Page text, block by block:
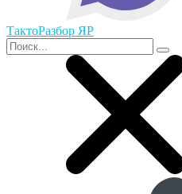
ТактоРазбор ЯР